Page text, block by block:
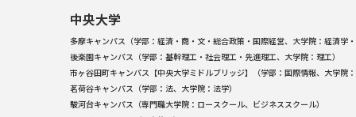
中央大学
多摩キャンパス（学部：経済・商・文・総合政策・国際経営、大学院：経済学・
後楽園キャンパス（学部：基幹理工・社会理工・先進理工、大学院：理工）
市ヶ谷田町キャンパス【中央大学ミドルブリッジ】（学部：国際情報、大学院：
茗荷谷キャンパス（学部：法、大学院：法学）
駿河台キャンパス（専門職大学院：ロースクール、ビジネススクール）